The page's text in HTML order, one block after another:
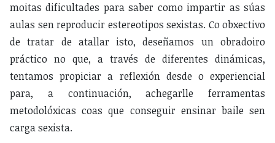
moitas dificultades para saber como impartir as súas
aulas sen reproducir estereotipos sexistas. Co obxectivo
de tratar de atallar isto, deseñamos un obradoiro
práctico no que, a través de diferentes dinámicas,
tentamos propiciar a reflexión desde o experiencial
para, a continuación, achegarlle ferramentas
metodolóxicas coas que conseguir ensinar baile sen
carga sexista.